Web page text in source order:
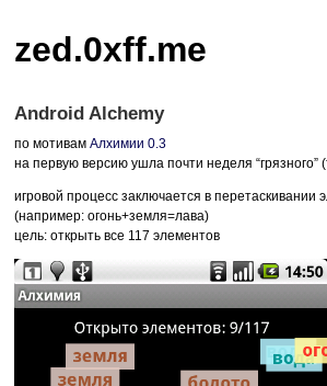
zed.0xff.me
Android Alchemy
по мотивам Алхимии 0.3
на первую версию ушла почти неделя
игровой процесс заключается в
(например: огонь+земля=лава)
цель: открыть все 117 элементов